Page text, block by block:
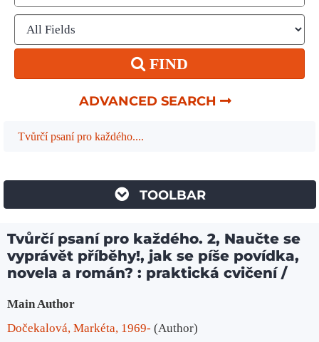
FIND
ADVANCED SEARCH
Tvůrčí psaní pro každého....
TOOLBAR
Tvůrčí psaní pro každého. 2, Naučte se
vyprávět příběhy!, jak se píše povídka,
novela a román? : praktická cvičení /
Bibliographic Details
Main Author
Dočekalová, Markéta, 1969- (Author)